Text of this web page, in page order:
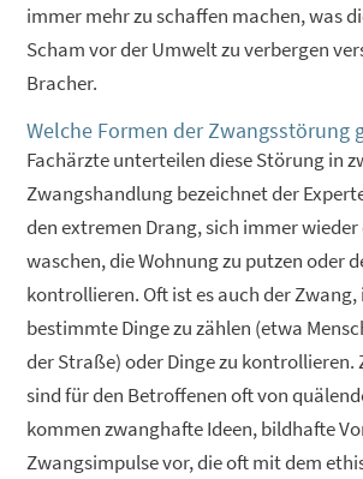
immer mehr zu schaffen machen, was
Scham vor der Umwelt zu verbergen
Bracher.
Welche Formen der Zwangsstörung
Fachärzte unterteilen diese Störung in
Zwangshandlung bezeichnet der
den extremen Drang, sich immer wieder
waschen, die Wohnung zu putzen oder
kontrollieren. Oft ist es auch der
bestimmte Dinge zu zählen (etwa
der Straße) oder Dinge zu kontrollieren.
sind für den Betroffenen oft von
kommen zwanghafte Ideen, bildhafte
Zwangsimpulse vor, die oft mit dem